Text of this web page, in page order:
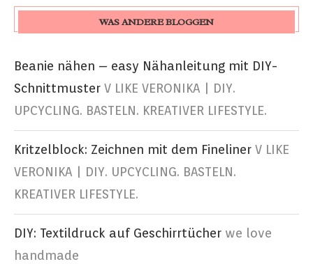
WAS ANDERE BLOGGEN
Beanie nähen – easy Nähanleitung mit DIY-
Schnittmuster V LIKE VERONIKA | DIY.
UPCYCLING. BASTELN. KREATIVER LIFESTYLE.
Kritzelblock: Zeichnen mit dem Fineliner V LIKE
VERONIKA | DIY. UPCYCLING. BASTELN.
KREATIVER LIFESTYLE.
DIY: Textildruck auf Geschirrtücher we love
handmade